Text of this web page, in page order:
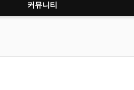
커뮤니티